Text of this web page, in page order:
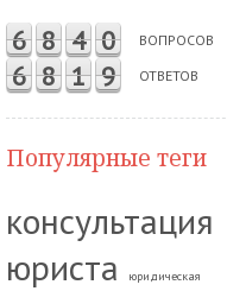
6 8 4 0 ВОПРОСОВ
6 8 1 9 ОТВЕТОВ
Популярные теги
консультация
юриста
юридическая